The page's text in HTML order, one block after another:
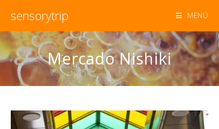
sensorytrip MENÚ
Mercado Nishiki